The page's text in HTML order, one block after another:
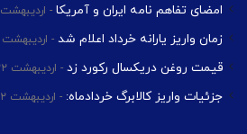
امضای تفاهم نامه ایران و آمریکا اردیبهشت ۲۲, ۱۴۰۲
زمان واریز یارانه خرداد اعلام شد اردیبهشت ۲۲, ۱۴۰۲
قیمت روغن دریکسال رکورد زد اردیبهشت ۲۲, ۱۴۰۲
جزئیات واریز کالابرگ خردادماه: اردیبهشت ۲۲, ۱۴۰۲